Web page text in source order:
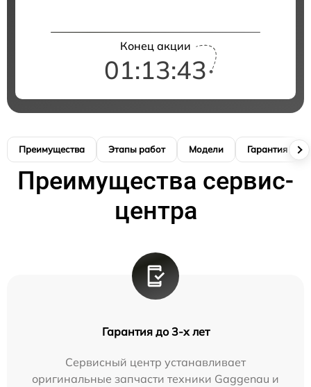
Конец акции
01:13:42
Преимущества Этапы работ Модели Гарантия
Преимущества сервис-
центра
Гарантия до 3-х лет
Сервисный центр устанавливает
оригинальные запчасти техники Gaggenau и